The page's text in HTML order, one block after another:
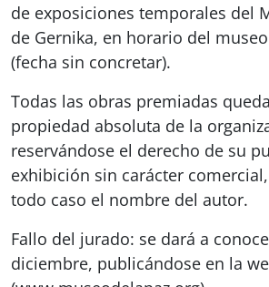
de exposiciones temporales del
de Gernika, en horario del
(fecha sin concretar).
Todas las obras premiadas
propiedad absoluta de la
reservándose el derecho de su
exhibición sin carácter
todo caso el nombre del autor.
Fallo del jurado: se dará a
diciembre, publicándose en la